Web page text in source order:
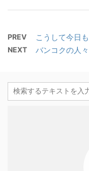
PREV こうして今日
NEXT バンコクの人